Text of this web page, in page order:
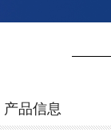
产品信息